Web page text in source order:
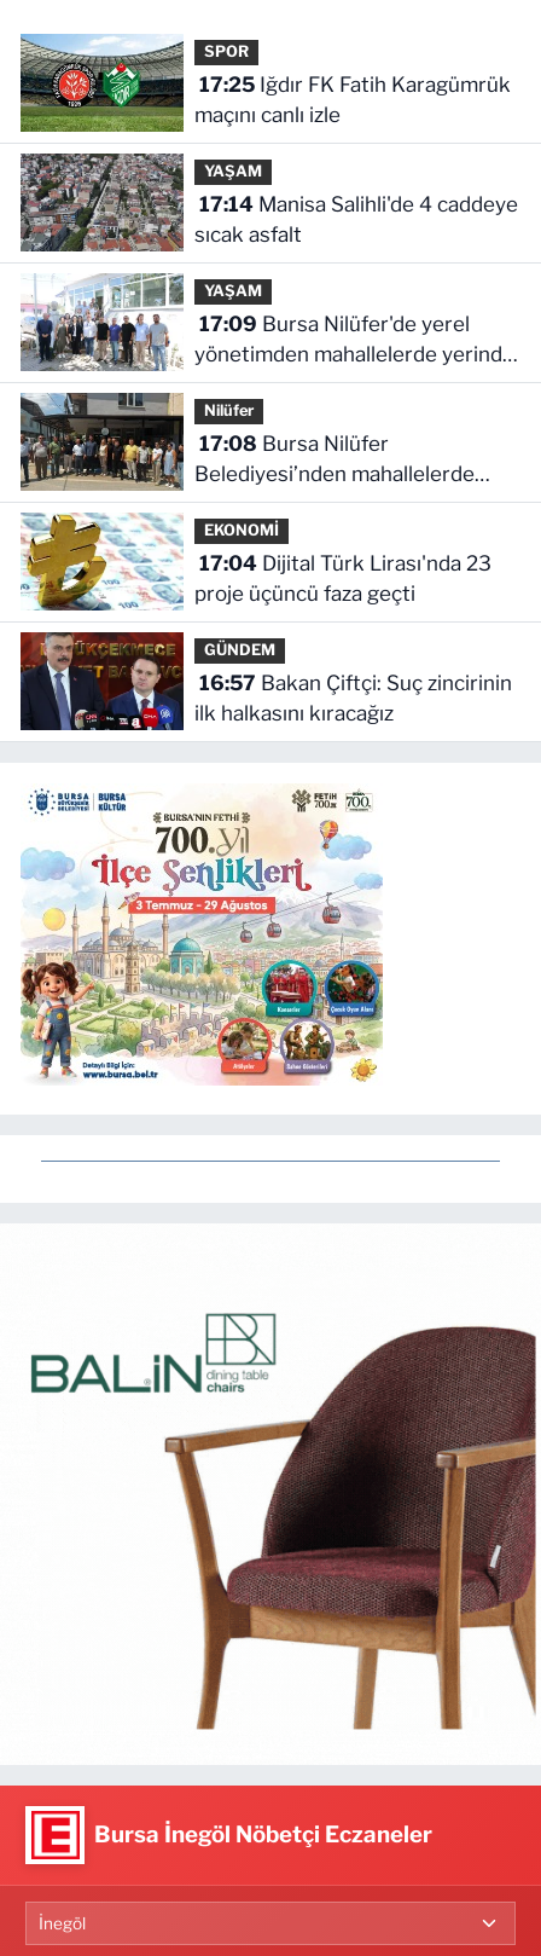
SPOR
17:25Iğdır FK Fatih Karagümrük
maçını canlı izle
YAŞAM
17:14Manisa Salihli'de 4 caddeye
sıcak asfalt
YAŞAM
17:09
yönetimden mahallelerde yerinde
inceleme
Nilüfer
17:08
Belediyesi’nden mahallelerde
yerinde inceleme
EKONOMİ
17:04Dijital Türk Lirası'nda 23
proje üçüncü faza geçti
GÜNDEM
16:57
ilk halkasını kıracağız
Bursa İnegöl Nöbetçi Eczaneler